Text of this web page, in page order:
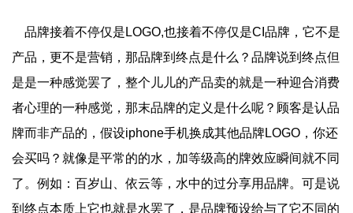
品牌接着不停仅是LOGO,也接着不停仅是CI品牌，它不是
产品，更不是营销，那品牌到终点是什么？品牌说到终点但
是是一种感觉罢了，整个儿儿的产品卖的就是一种迎合消费
者心理的一种感觉，那末品牌的定义是什么呢？顾客是认品
牌而非产品的，假设iphone手机换成其他品牌LOGO，你还
会买吗？就像是平常的的水，加等级高的牌效应瞬间就不同
了。例如：百岁山、依云等，水中的过分享用品牌。可是说
到终点本质上它也就是水罢了，是品牌预设给与了它不同的